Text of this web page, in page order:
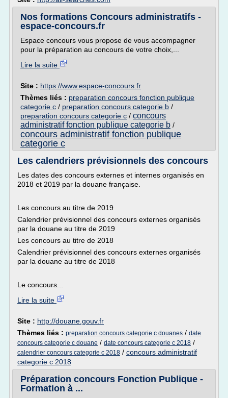
Nos formations Concours administratifs -
espace-concours.fr
Espace concours vous propose de vous accompagner
pour la préparation au concours de votre choix,...
Lire la suite
Site : https://www.espace-concours.fr
Thèmes liés : preparation concours fonction publique
categorie c / preparation concours categorie b /
preparation concours categorie c / concours
administratif fonction publique categorie b /
concours administratif fonction publique
categorie c
Les calendriers prévisionnels des concours
Les dates des concours externes et internes organisés en
2018 et 2019 par la douane française.
Les concours au titre de 2019
Calendrier prévisionnel des concours externes organisés
par la douane au titre de 2019
Les concours au titre de 2018
Calendrier prévisionnel des concours externes organisés
par la douane au titre de 2018
Le concours...
Lire la suite
Site : http://douane.gouv.fr
Thèmes liés : preparation concours categorie c douanes / date
concours categorie c douane / date concours categorie c 2018 /
calendrier concours categorie c 2018 / concours administratif
categorie c 2018
Préparation concours Fonction Publique -
Formation à ...